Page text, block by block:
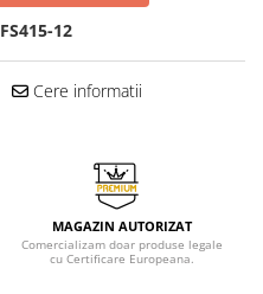
FS415-12
Cere informatii
MAGAZIN AUTORIZAT
Comercializam doar produse legale
cu Certificare Europeana.